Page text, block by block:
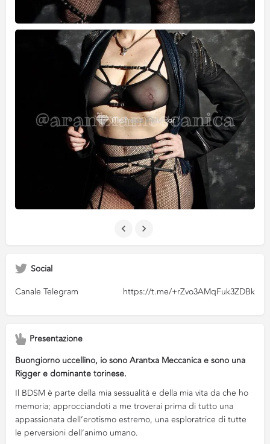
Social
Canale Telegram
https://t.me/+rZvo3AMqFuk3ZDBk
Presentazione
Buongiorno uccellino, io sono Arantxa Meccanica e sono una
Rigger e dominante torinese.
Il BDSM è parte della mia sessualità e della mia vita da che ho
memoria; approcciandoti a me troverai prima di tutto una
appassionata dell’erotismo estremo, una esploratrice di tutte
le perversioni dell’animo umano.